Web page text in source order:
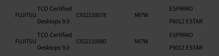
FUJITSU
TCO Certified
Desktops 9.0
C922110078 MI7W
ESPRIMO
P6012 ESTAR
FUJITSU
TCO Certified
Desktops 9.0
C922110080 MI7W
ESPRIMO
P9012 ESTAR